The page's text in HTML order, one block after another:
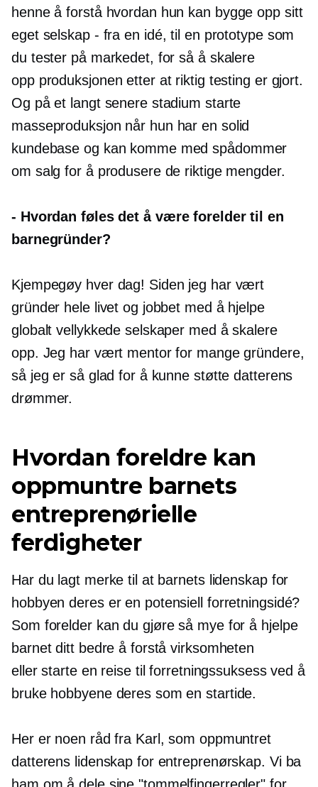
henne å forstå hvordan hun kan bygge opp sitt
eget selskap - fra en idé, til en prototype som
du tester på markedet, for så å skalere
opp produksjonen etter at riktig testing er gjort.
Og på et langt senere stadium starte
masseproduksjon når hun har en solid
kundebase og kan komme med spådommer
om salg for å produsere de riktige mengder.
- Hvordan føles det å være forelder til en
barnegründer?
Kjempegøy hver dag! Siden jeg har vært
gründer hele livet og jobbet med å hjelpe
globalt vellykkede selskaper med å skalere
opp. Jeg har vært mentor for mange gründere,
så jeg er så glad for å kunne støtte datterens
drømmer.
Hvordan foreldre kan
oppmuntre barnets
entreprenørielle
ferdigheter
Har du lagt merke til at barnets lidenskap for
hobbyen deres er en potensiell forretningsidé?
Som forelder kan du gjøre så mye for å hjelpe
barnet ditt bedre å forstå virksomheten
eller starte en reise til forretningssuksess ved å
bruke hobbyene deres som en startide.
Her er noen råd fra Karl, som oppmuntret
datterens lidenskap for entreprenørskap. Vi ba